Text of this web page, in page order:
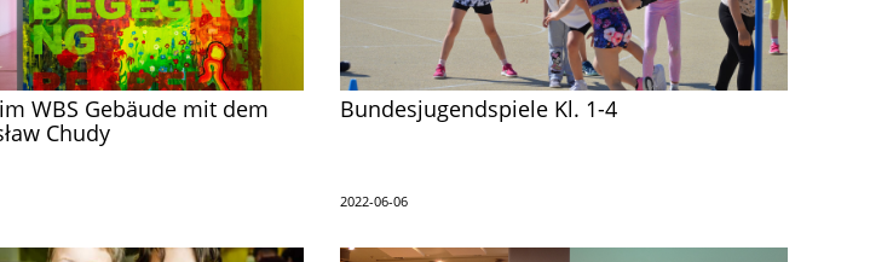
WBS Gebäude mit dem
Chudy
Bundesjugendspiele Kl. 1-4
2022-06-06